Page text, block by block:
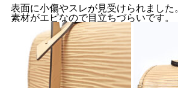
表面に小傷やスレが見受けられました。
素材がエピなので目立ちづらいです。